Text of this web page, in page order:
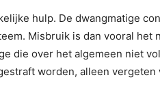
hulp. De dwangmatige
Misbruik is dan vooral het
die over het algemeen niet
worden, alleen